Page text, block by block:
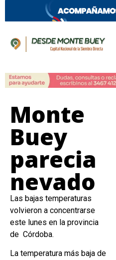
Monte
Buey
parecia
nevado
Las bajas temperaturas
volvieron a concentrarse
este lunes en la provincia
de Córdoba.
La temperatura más baja de